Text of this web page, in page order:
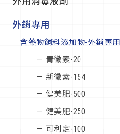
外銷專用
含藥物飼料添加物-外銷專用
－ 青黴素-20
－ 新黴素-154
－ 健美肥-500
－ 健美肥-250
－ 可利定-100